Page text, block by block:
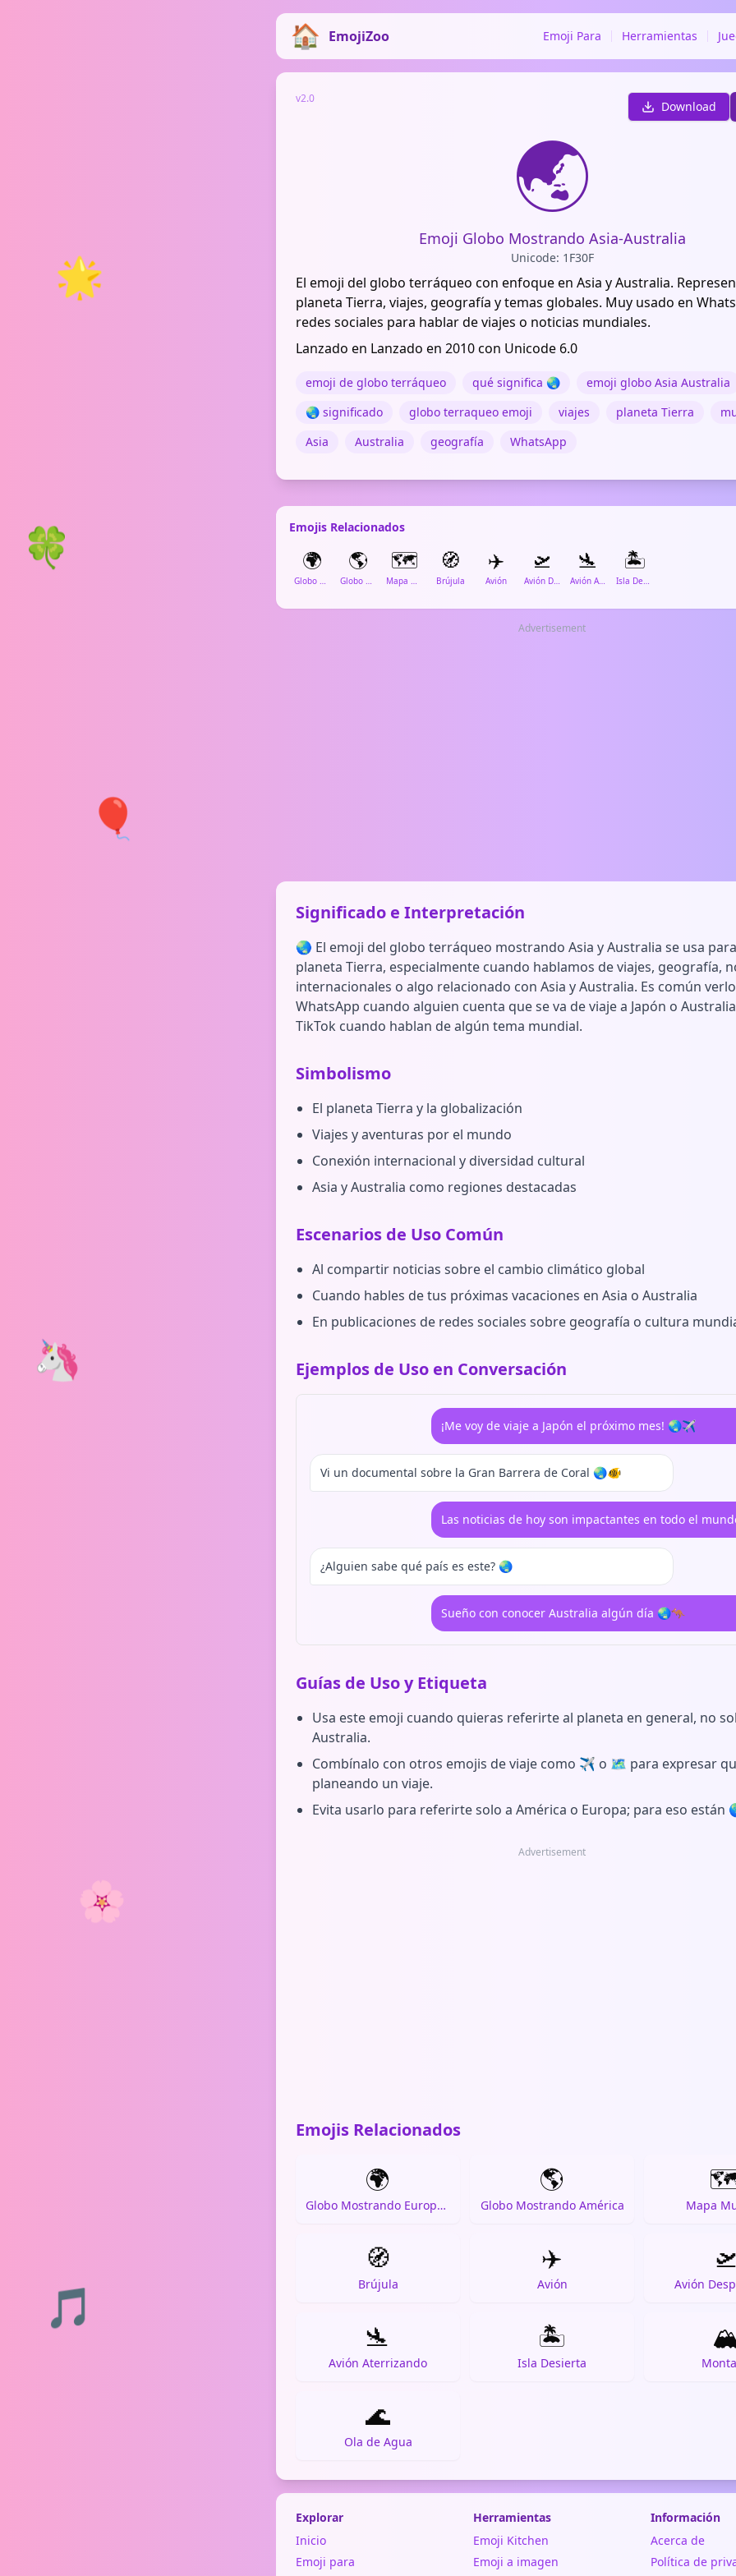
EmojiZoo Emoji Para Herramientas
🌟
🎈
🦄
🌸
🍀
🎵
v2.0
Download
🌏
Emoji Globo Mostrando Asia-Australia
Unicode: 1F30F
El emoji del globo terráqueo con enfoque en Asia y Australia.
planeta Tierra, viajes, geografía y temas globales. Muy usado en
redes sociales para hablar de viajes o noticias mundiales.
Lanzado en Lanzado en 2010 con Unicode 6.0
emoji de globo terráqueo qué significa 🌏
emoji globo Asia Australia
🌏 significado
globo terraqueo emoji viajes planeta Tierra
Asia
Australia geografía WhatsApp
Emojis Relacionados
🌍
Globo Mostrando Europa-África
🌎
Globo Mostrando América
🗺️
Mapa Mundial
🧭
Brújula
✈️
Avión
🛫
Avión Despegando
🛬
Avión Aterrizando
🏝️
Isla Desierta
Advertisement
Significado e Interpretación
🌏 El emoji del globo terráqueo mostrando Asia y Australia se usa
planeta Tierra, especialmente cuando hablamos de viajes, geografía,
internacionales o algo relacionado con Asia y Australia. Es común
WhatsApp cuando alguien cuenta que se va de viaje a Japón o
TikTok cuando hablan de algún tema mundial.
Simbolismo
El planeta Tierra y la globalización
Viajes y aventuras por el mundo
Conexión internacional y diversidad cultural
Asia y Australia como regiones destacadas
Escenarios de Uso Común
Al compartir noticias sobre el cambio climático global
Cuando hables de tus próximas vacaciones en Asia o Australia
En publicaciones de redes sociales sobre geografía o cultura
Ejemplos de Uso en Conversación
¡Me voy de viaje a Japón el próximo mes! 🌏✈️
Vi un documental sobre la Gran Barrera de Coral 🌏🐠
Las noticias de hoy son impactantes en todo el
¿Alguien sabe qué país es este? 🌏
Sueño con conocer Australia algún día 🌏🦘
Guías de Uso y Etiqueta
Usa este emoji cuando quieras referirte al planeta en general, no
Australia.
Combínalo con otros emojis de viaje como ✈️ o 🗺️ para expresar
planeando un viaje.
Evita usarlo para referirte solo a América o Europa; para eso están
Advertisement
Emojis Relacionados
🌍
Globo Mostrando Europa-África
🌎
Globo Mostrando América Mapa
🧭
Brújula
✈️
Avión Avión
🛬
Avión Aterrizando
🏝️
Isla Desierta
🌊
Ola de Agua
Explorar
Inicio
Emoji para
Herramientas
Emoji Kitchen
Emoji a imagen
Información
Acerca de
Política de